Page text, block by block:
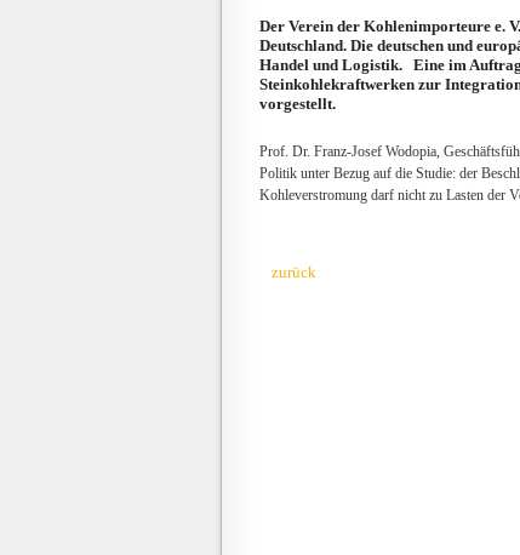
Der Verein der Kohlenimporteure e.
Deutschland. Die deutschen und
Handel und Logistik. Eine im
Steinkohlekraftwerken zur
vorgestellt.
Prof. Dr. Franz-Josef Wodopia,
Politik unter Bezug auf die Studie: der
Kohleverstromung darf nicht zu Lasten der
zurück